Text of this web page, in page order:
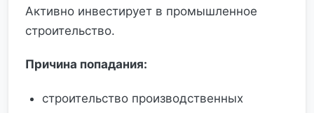
Активно инвестирует в промышленное
строительство.
Причина попадания:
строительство производственных